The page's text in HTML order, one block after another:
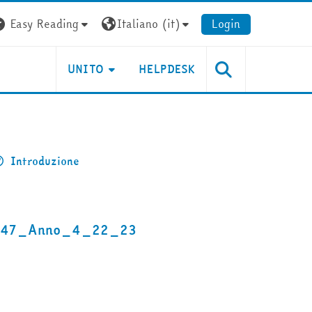
Easy Reading
Italiano ‎(it)‎ Login
UNITO HELPDESK
Introduzione